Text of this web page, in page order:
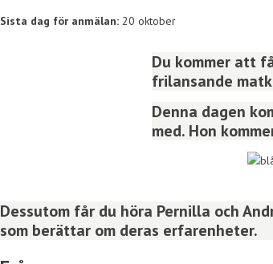
Sista dag för anmälan: 20 oktober
Du kommer att
frilansande
Denna dagen
med. Hon
Dessutom får du höra Pernilla och
som berättar om deras erfarenheter.